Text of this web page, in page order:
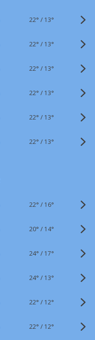
22° / 13°
22° / 13°
22° / 13°
22° / 13°
22° / 13°
22° / 13°
22° / 16°
20° / 14°
24° / 17°
24° / 13°
22° / 12°
22° / 12°